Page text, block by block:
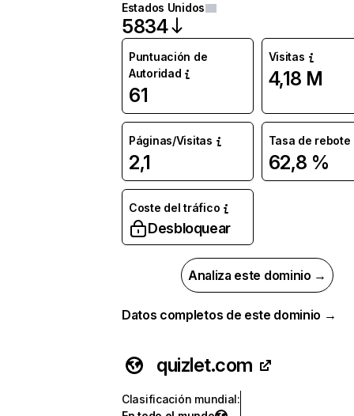
Estados Unidos
5834
Puntuación de
Autoridad
61
Visitas
4,18 M
Páginas/Visitas
2,1
Tasa de rebote
62,8 %
Coste del tráfico
Desbloquear
Analiza este dominio →
Datos completos de este dominio →
quizlet.com
Clasificación mundial: